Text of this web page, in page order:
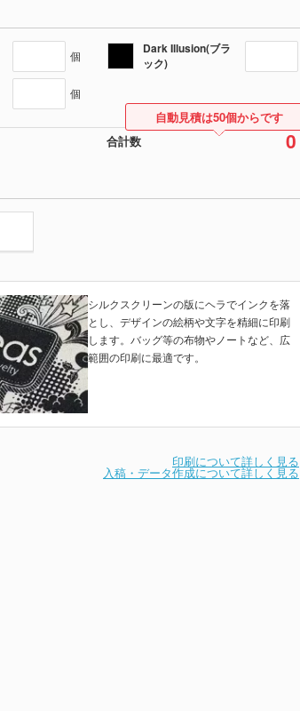
個
Dark Illusion(ブラ
ック)
個
合計数 0
自動見積は50個からです
シルクスクリーンの版にヘラでインクを落
とし、デザインの絵柄や文字を精細に印刷
します。バッグ等の布物やノートなど、広
範囲の印刷に最適です。
印刷について詳しく見る
入稿・データ作成について詳しく見る